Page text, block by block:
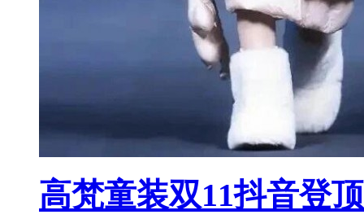
高梵童装双11抖音登